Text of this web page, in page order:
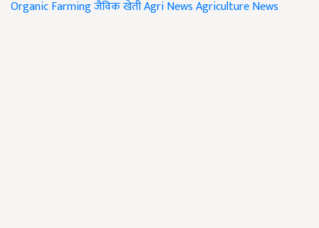
Organic Farmingजैविक खेतीAgri NewsAgriculture News